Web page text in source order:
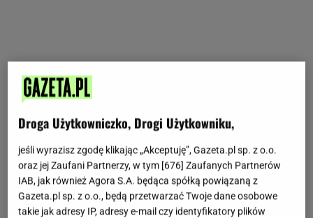
Droga Użytkowniczko, Drogi Użytkowniku,
jeśli wyrazisz zgodę klikając „Akceptuję”, Gazeta.pl sp. z o.o.
oraz jej Zaufani Partnerzy, w tym [676] Zaufanych Partnerów
IAB, jak również Agora S.A. będąca spółką powiązaną z
Gazeta.pl sp. z o.o., będą przetwarzać Twoje dane osobowe
takie jak adresy IP, adresy e-mail czy identyfikatory plików